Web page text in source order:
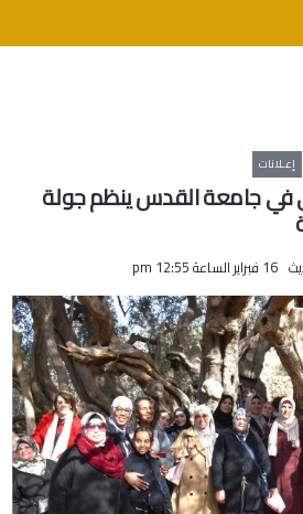
إعـلانات
في جامعة القدس ينظم جولة
16 فبراير الساعة 12:55 pm